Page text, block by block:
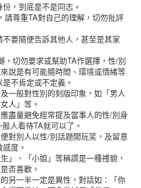
，到底是不是同志。
請尊重TA對自己的理解，切勿批評
要隨便告訴其他人，甚至是其家
，切勿要求或幫助TA作選擇，性/別
說是有可能隨時間、環境或情緒等
不肯定或不定義。
一般對性別的刻版印象，如「男人
人」等。
盡量避免經常提及當事人的性/別身
人看待TA就可以了。
對別人以性/別話題開玩笑，及留意
度。
」、「小姐」等稱謂是一種禮貌，
否喜歡。
另一半一定是異性，對話如：「你